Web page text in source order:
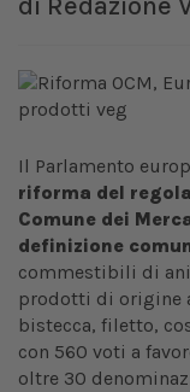
di Redazione
Il Parlamento
riforma del
Comune dei
definizione
commestibili di
prodotti di origine
bistecca, filetto,
con 560 voti a
oltre 30